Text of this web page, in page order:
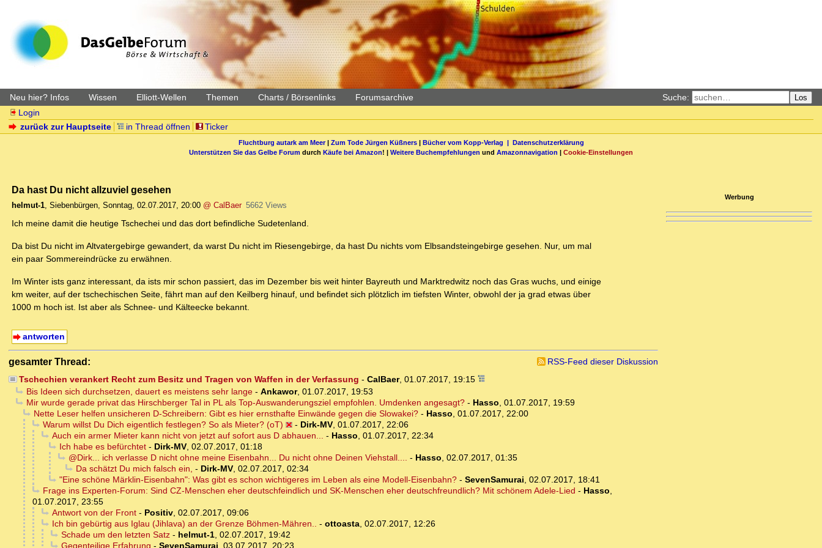
Neu hier? Infos Wissen Elliott-Wellen Themen Charts / Börsenlinks Forumsarchive Suche: Los
Login
zurück zur Hauptseite
in Thread öffnen Ticker
Fluchtburg autark am Meer| Zum Tode Jürgen Küßners| Bücher vom Kopp-Verlag | Datenschutzerklärung
Unterstützen Sie das Gelbe Forum durch Käufe bei Amazon! | Weitere Buchempfehlungen und Amazonnavigation | Cookie-Einstellungen
Da hast Du nicht allzuviel gesehen
helmut-1, Siebenbürgen, Sonntag, 02.07.2017, 20:00 @ CalBaer 5662 Views
Ich meine damit die heutige Tschechei und das dort befindliche Sudetenland.
Da bist Du nicht im Altvatergebirge gewandert, da warst Du nicht im Riesengebirge, da hast Du nichts vom Elbsandsteingebirge gesehen. Nur, um mal
ein paar Sommereindrücke zu erwähnen.
Im Winter ists ganz interessant, da ists mir schon passiert, das im Dezember bis weit hinter Bayreuth und Marktredwitz noch das Gras wuchs, und einige
km weiter, auf der tschechischen Seite, fährt man auf den Keilberg hinauf, und befindet sich plötzlich im tiefsten Winter, obwohl der ja grad etwas über
1000 m hoch ist. Ist aber als Schnee- und Kälteecke bekannt.
antworten
gesamter Thread:
RSS-Feed dieser Diskussion
Tschechien verankert Recht zum Besitz und Tragen von Waffen in der Verfassung - CalBaer, 01.07.2017, 19:15
Bis Ideen sich durchsetzen, dauert es meistens sehr lange- Ankawor, 01.07.2017, 19:53
Mir wurde gerade privat das Hirschberger Tal in PL als Top-Auswanderungsziel empfohlen. Umdenken angesagt?- Hasso, 01.07.2017, 19:59
Nette Leser helfen unsicheren D-Schreibern: Gibt es hier ernsthafte Einwände gegen die Slowakei?- Hasso, 01.07.2017, 22:00
Warum willst Du Dich eigentlich festlegen? So als Mieter? (oT)
- Dirk-MV, 01.07.2017, 22:06
Auch ein armer Mieter kann nicht von jetzt auf sofort aus D abhauen... - Hasso, 01.07.2017, 22:34
Ich habe es befürchtet- Dirk-MV, 02.07.2017, 01:18
@Dirk... ich verlasse D nicht ohne meine Eisenbahn... Du nicht ohne Deinen Viehstall.... - Hasso, 02.07.2017, 01:35
Da schätzt Du mich falsch ein, - Dirk-MV, 02.07.2017, 02:34
"Eine schöne Märklin-Eisenbahn": Was gibt es schon wichtigeres im Leben als eine Modell-Eisenbahn?- SevenSamurai, 02.07.2017, 18:41
Frage ins Experten-Forum: Sind CZ-Menschen eher deutschfeindlich und SK-Menschen eher deutschfreundlich? Mit schönem Adele-Lied - Hasso,
01.07.2017, 23:55
Antwort von der Front- Positiv, 02.07.2017, 09:06
Ich bin gebürtig aus Iglau (Jihlava) an der Grenze Böhmen-Mähren.. - ottoasta, 02.07.2017, 12:26
Schade um den letzten Satz- helmut-1, 02.07.2017, 19:42
Gegenteilige Erfahrung - SevenSamurai 03.07.2017, 20:23
Werbung